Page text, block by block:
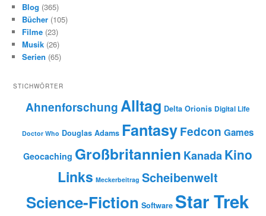
Blog (365)
Bücher (105)
Filme (23)
Musik (26)
Serien (65)
STICHWÖRTER
AhnenforschungAlltag Delta Orionis Digital Life
Doctor Who Douglas Adams Fantasy Fedcon Games
Geocaching Großbritannien Kanada Kino
Links Meckerbeitrag Scheibenwelt
Science-Fiction Software Star Trek